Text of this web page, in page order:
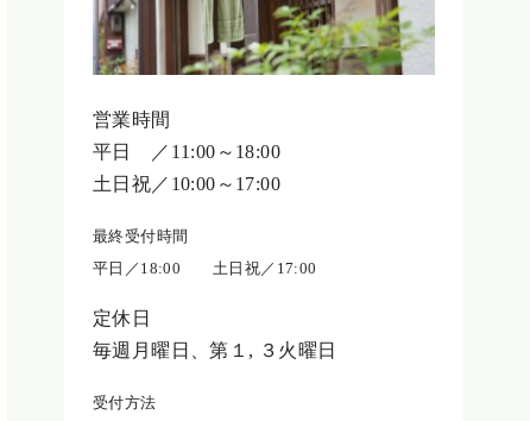
営業時間
平日 ／11:00～18:00
土日祝／10:00～17:00
最終受付時間
平日／18:00 土日祝／17:00
定休日
毎週月曜日、第１, ３火曜日
受付方法